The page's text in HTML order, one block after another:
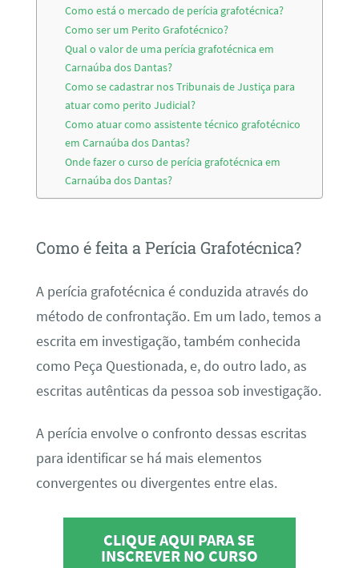
Como está o mercado de perícia grafotécnica?
Como ser um Perito Grafotécnico?
Qual o valor de uma perícia grafotécnica em
Carnaúba dos Dantas?
Como se cadastrar nos Tribunais de Justiça para
atuar como perito Judicial?
Como atuar como assistente técnico grafotécnico
em Carnaúba dos Dantas?
Onde fazer o curso de perícia grafotécnica em
Carnaúba dos Dantas?
Como é feita a Perícia Grafotécnica?
A perícia grafotécnica é conduzida através do
método de confrontação. Em um lado, temos a
escrita em investigação, também conhecida
como Peça Questionada, e, do outro lado, as
escritas autênticas da pessoa sob investigação.
A perícia envolve o confronto dessas escritas
para identificar se há mais elementos
convergentes ou divergentes entre elas.
CLIQUE AQUI PARA SE
INSCREVER NO CURSO